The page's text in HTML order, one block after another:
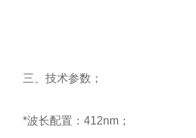
三、技术参数；
*波长配置：412nm；